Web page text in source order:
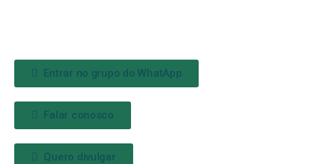
Entrar no grupo do WhatApp
Falar conosco
Quero divulgar